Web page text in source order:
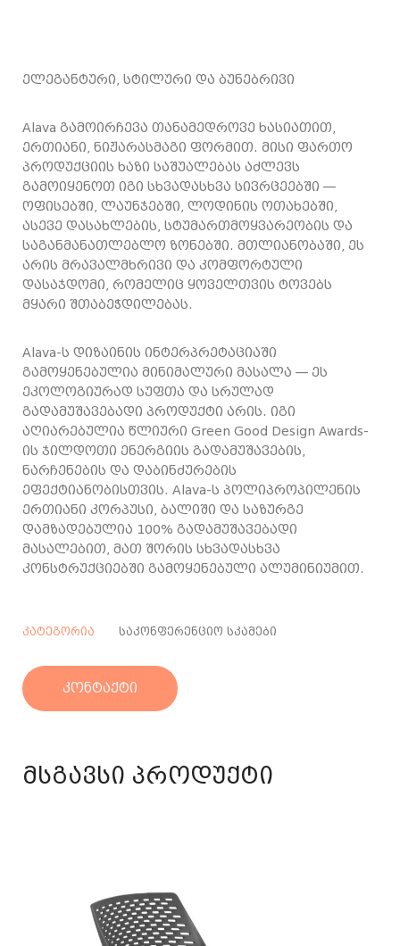
ელეგანტური, სტილური და ბუნებრივი
Alava გამოირჩევა თანამედროვე ხასიათით,
ერთიანი, ნიჟარასმაგი ფორმით. მისი ფართო
პროდუქციის ხაზი საშუალებას აძლევს
გამოიყენოთ იგი სხვადასხვა სივრცეებში —
ოფისებში, ლაუნჯებში, ლოდინის ოთახებში,
ასევე დასახლების, სტუმართმოყვარეობის და
საგანმანათლებლო ზონებში. მთლიანობაში, ეს
არის მრავალმხრივი და კომფორტული
დასაჯდომი, რომელიც ყოველთვის ტოვებს
მყარი შთაბეჭდილებას.
Alava-ს დიზაინის ინტერპრეტაციაში
გამოყენებულია მინიმალური მასალა — ეს
ეკოლოგიურად სუფთა და სრულად
გადამუშავებადი პროდუქტი არის. იგი
აღიარებულია წლიური Green Good Design Awards-
ის ჯილდოთი ენერგიის გადამუშავების,
ნარჩენების და დაბინძურების
ეფექტიანობისთვის. Alava-ს პოლიპროპილენის
ერთიანი კორპუსი, ბალიში და საზურგე
დამზადებულია 100% გადამუშავებადი
მასალებით, მათ შორის სხვადასხვა
კონსტრუქციებში გამოყენებული ალუმინიუმით.
კატეგორია საკონფერენციო სკამები
კონტაქტი
მსგავსი პროდუქტი